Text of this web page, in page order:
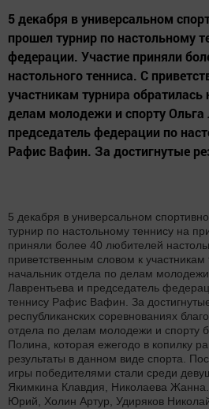
5 декабря в универсальном
прошел турнир по настольному
федерации. Участие приняли
настольного тенниса. С
участникам турнира обратилась
делам молодежи и спорту Ольга
председатель федерации по
Рафис Вафин. За достигнутые
5 декабря в универсальном
турнир по настольному теннису на
приняли более 40 любителей
приветственным словом к
начальник отдела по делам
Лаврентьева и председатель
теннису Рафис Вафин. За
республиканских соревнованиях
отдела по делам молодежи и спорту
Полина, которая ежегодо в копилку
результаты в данном виде спорта.
игры победителями стали среди
Якимкина Клавдия, Николаева
Юрий, Холин Артур, Удиряков